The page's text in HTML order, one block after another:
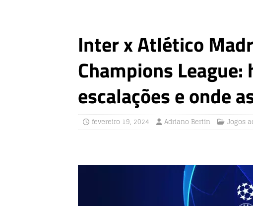
Inter x Atlético
Champions
escalações e onde
fevereiro 19, 2024 Adriano Bertin Jogos